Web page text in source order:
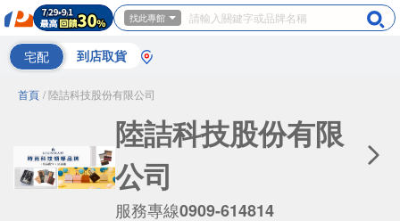
找此專館
宅配 到店取貨
首頁 / 陸詰科技股份有限公司
陸詰科技股份有限
公司
服務專線0909-614814